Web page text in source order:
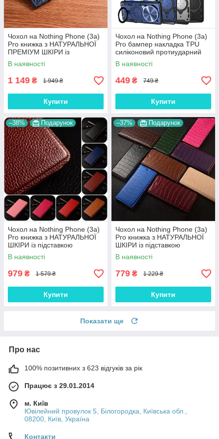
Чохол на Nothing Phone (3a)
Pro книжка з НАТУРАЛЬНОЇ
ПРЕМІУМ ШКІРИ із
підставкою протиударний
магнітний "DRAGON"
В наявності
1 149 ₴ 1 949 ₴
Купити
Чохол на Nothing Phone (3a)
Pro бампер накладка TPU
силіконовий протиударний
оригінальний "SPACE-CASE"
В наявності
449 ₴ 749 ₴
Купити
–38% Подарунок
Чохол на Nothing Phone (3a)
Pro книжка з НАТУРАЛЬНОЇ
ШКІРИ із підставкою
візитницею протиударний
магнітний "BULL"
В наявності
979 ₴ 1 579 ₴
Купити
–37% Подарунок
Чохол на Nothing Phone (3a)
Pro книжка з НАТУРАЛЬНОЇ
ШКІРИ із підставкою
візитницею протиударний
магнітний "LUXOR"
В наявності
779 ₴ 1 229 ₴
Купити
Показати ще
Про нас
100% позитивних з 623 відгуків за рік
Працює з 29.01.2014
м. Київ
Ювілейний провулок 5, Білогородка, Київська обл.,
08200, Київ, Україна
Контакти